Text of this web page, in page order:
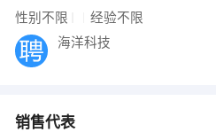
性别不限 经验不限
海洋科技
销售代表